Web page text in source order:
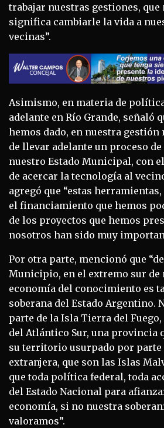
trabajar nuestras gestiones,
significa cambiarle la vida a
vecinas”.
Asimismo, en materia de
adelante en Río Grande, señaló
hemos dado, en nuestra
de llevar adelante un proceso
nuestro Estado Municipal, con
de acercar la tecnología al
agregó que “estas
el financiamiento que hemos
de los proyectos que hemos
nosotros han sido muy
Por otra parte, mencionó que
Municipio, en el extremo sur de
economía del conocimiento es
soberana del Estado Argentino.
parte de la Isla Tierra del
del Atlántico Sur, una provincia
su territorio usurpado por parte
extranjera, que son las Islas
que toda política federal, toda
del Estado Nacional para
economía, si no nuestra
valoramos”.